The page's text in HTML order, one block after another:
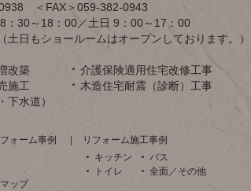
＜FAX＞059-382-0943
：30～18：00／土日 9：00～17：00
土日もショールームはオープンしております。）
改築
介護保険適用住宅改修工事
施工
木造住宅耐震（診断）工事
下水道）
ォーム事例
リフォーム施工事例
キッチン
バス
トイレ
全面／その他
ップ